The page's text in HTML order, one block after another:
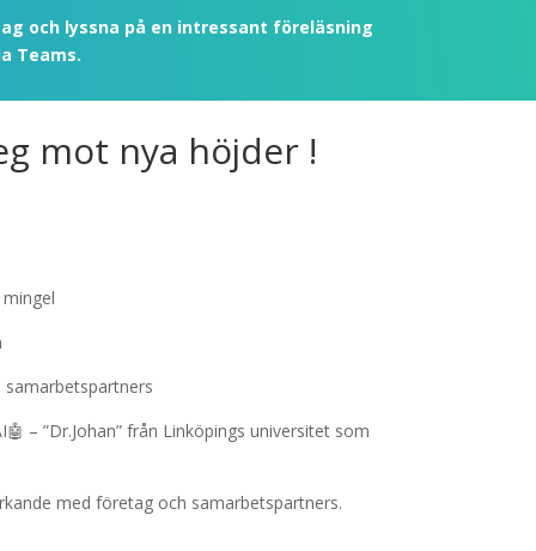
och lyssna på en intressant föreläsning
Teams.
mot nya höjder !
🤖 – ”Dr.Johan” från Linköpings universitet som
med företag och samarbetspartners.